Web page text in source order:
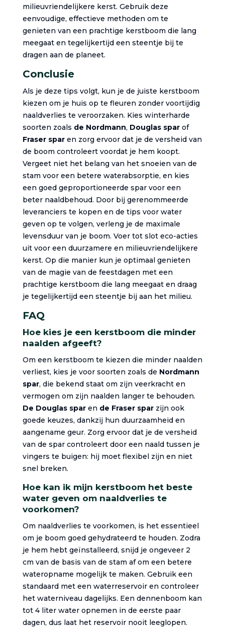
milieuvriendelijkere kerst. Gebruik deze
eenvoudige, effectieve methoden om te
genieten van een prachtige kerstboom die lang
meegaat en tegelijkertijd een steentje bij te
dragen aan de planeet.
Conclusie
Als je deze tips volgt, kun je de juiste kerstboom
kiezen om je huis op te fleuren zonder voortijdig
naaldverlies te veroorzaken. Kies winterharde
soorten zoals de Nordmann, Douglas sparof
Fraser sparen zorg ervoor dat je de versheid van
de boom controleert voordat je hem koopt.
Vergeet niet het belang van het snoeien van de
stam voor een betere waterabsorptie, en kies
een goed geproportioneerde spar voor een
beter naaldbehoud. Door bij gerenommeerde
leveranciers te kopen en de tips voor water
geven op te volgen, verleng je de maximale
levensduur van je boom. Voer tot slot eco-acties
uit voor een duurzamere en milieuvriendelijkere
kerst. Op die manier kun je optimaal genieten
van de magie van de feestdagen met een
prachtige kerstboom die lang meegaat en draag
je tegelijkertijd een steentje bij aan het milieu.
FAQ
Hoe kies je een kerstboom die minder
naalden afgeeft?
Om een kerstboom te kiezen die minder naalden
verliest, kies je voor soorten zoals de Nordmann
spar, die bekend staat om zijn veerkracht en
vermogen om zijn naalden langer te behouden.
De Douglas sparen de Fraser sparzijn ook
goede keuzes, dankzij hun duurzaamheid en
aangename geur. Zorg ervoor dat je de versheid
van de spar controleert door een naald tussen je
vingers te buigen: hij moet flexibel zijn en niet
snel breken.
Hoe kan ik mijn kerstboom het beste
water geven om naaldverlies te
voorkomen?
Om naaldverlies te voorkomen, is het essentieel
om je boom goed gehydrateerd te houden. Zodra
je hem hebt geïnstalleerd, snijd je ongeveer 2
cm van de basis van de stam af om een betere
wateropname mogelijk te maken. Gebruik een
standaard met een waterreservoir en controleer
het waterniveau dagelijks. Een dennenboom kan
tot 4 liter water opnemen in de eerste paar
dagen, dus laat het reservoir nooit leeglopen.